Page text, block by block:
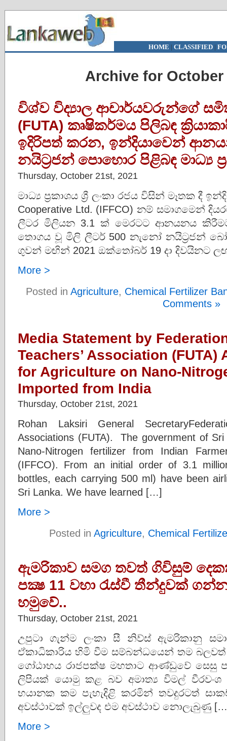
HOME | CLASSIFIED|
Archive for October
විශ්ව විද්‍යාල ආචාර්යවරුන්ගේ
(FUTA) කෘෂිකර්මය පිලිබඳ
ඉදිරිපත් කරන, ඉන්දියාවෙන්
නයිට්‍රජන් පොහොර පිළිබඳ මාධ්‍ය
Thursday, October 21st, 2021
මාධ්‍ය ප්‍රකාශය ශ්‍රී ලංකා රජය විසින් මෑතක දී
Cooperative Ltd. (IFFCO) නම් සමාගමෙන්
ලීටර මිලියන 3.1 ක් මෙරටට ආනයනය
තොගය වූ මිලි ලීටර් 500 නැනෝ නයිට්‍රජන්
ගුවන් මඟින් 2021 ඔක්තෝබර් 19 දා දිවයිනට
More >
Posted in Agriculture, Chemical Fertilizer
Comments »
Media Statement by
Teachers’ Association (FUTA)
for Agriculture on Nano-
Imported from India
Thursday, October 21st, 2021
Rohan Laksiri General
Associations (FUTA). The government of
Nano-Nitrogen fertilizer from Indian
(IFFCO). From an initial order of 3.1
bottles, each carrying 500 ml) have been
Sri Lanka. We have learned […]
More >
Posted in Agriculture, Chemical
ඇමරිකාව සමග තවත් ගිවිසුම්
පක්‍ෂ 11 වහා රැස්වී තීන්දුවක්
හමුවේ..
Thursday, October 21st, 2021
උපුටා ගැන්ම ලංකා සී නිව්ස් ඇමරිකානු
ඒකාධිකාරිය හිමි වීම සම්බන්ධයෙන් තම බලවත්
ගෝඨාභය රාජපක්ෂ මහතාට ආණ්ඩුවේ සෙසු
ලිපියක් යොමු කළ බව අමාත්‍ය විමල්
භයානක කම පැහැදිළි කරමින් තවදුරටත්
අවස්ථාවක් ඉල්ලුවද එම අවස්ථාව නොලැබුණු
More >